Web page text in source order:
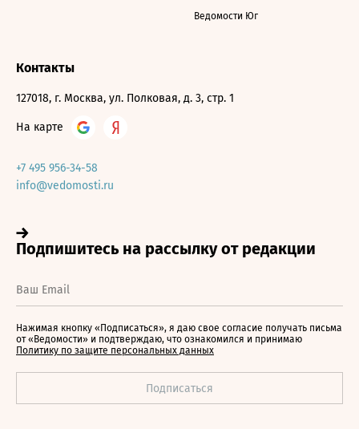
Ведомости Юг
Контакты
127018, г. Москва, ул. Полковая, д. 3, стр. 1
На карте
+7 495 956-34-58
info@vedomosti.ru
Нажимая кнопку «Подписаться», я даю свое согласие получать письма
от «Ведомости» и подтверждаю, что ознакомился и принимаю
Политику по защите персональных данных